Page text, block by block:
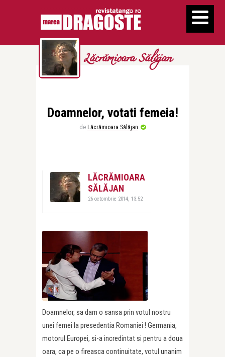
Lăcrămioara Sălăjan
Doamnelor, votati femeia!
de Lăcrămioara Sălăjan
LĂCRĂMIOARA
SĂLĂJAN
26 octombrie 2014, 13:52
Doamnelor, sa dam o sansa prin votul nostru
unei femei la presedentia Romaniei ! Germania,
motorul Europei, si-a incredintat si pentru a doua
oara, ca pe o fireasca continuitate, votul unanim